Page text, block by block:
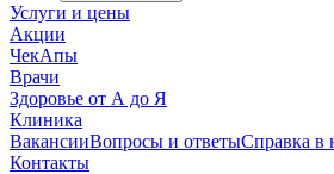
Услуги и цены
Акции
ЧекАпы
Врачи
Здоровье от А до Я
Клиника
ВакансииВопросы и ответыСправка в
Контакты